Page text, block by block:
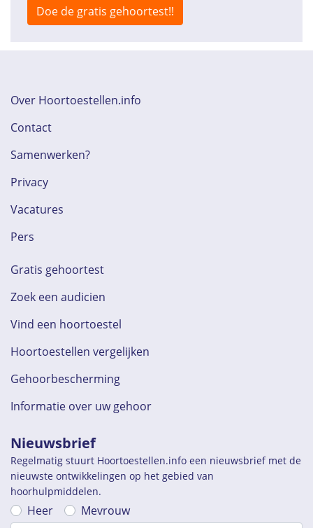
Doe de gratis gehoortest!!
Over Hoortoestellen.info
Contact
Samenwerken?
Privacy
Vacatures
Pers
Gratis gehoortest
Zoek een audicien
Vind een hoortoestel
Hoortoestellen vergelijken
Gehoorbescherming
Informatie over uw gehoor
Nieuwsbrief
Regelmatig stuurt Hoortoestellen.info een nieuwsbrief met de
nieuwste ontwikkelingen op het gebied van
hoorhulpmiddelen.
Heer Mevrouw